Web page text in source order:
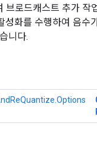
브로드캐스트 추가
화를 수행하여 음수
니다.